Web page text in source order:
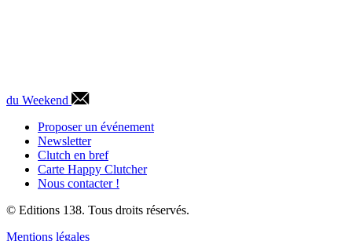
du Weekend
Proposer un événement
Newsletter
Clutch en bref
Carte Happy Clutcher
Nous contacter !
© Editions 138. Tous droits réservés.
Mentions légales